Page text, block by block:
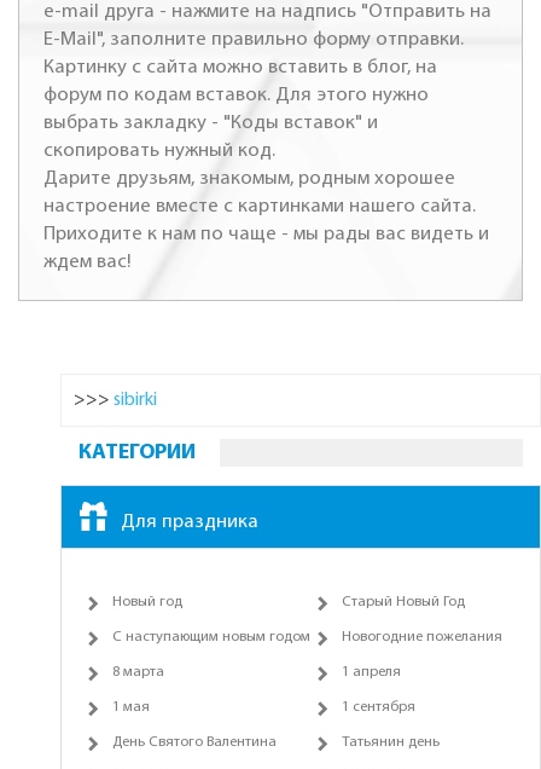
e-mail друга - нажмите на надпись "Отправить на
E-Mail", заполните правильно форму отправки.
Картинку с сайта можно вставить в блог, на
форум по кодам вставок. Для этого нужно
выбрать закладку - "Коды вставок" и
скопировать нужный код.
Дарите друзьям, знакомым, родным хорошее
настроение вместе с картинками нашего сайта.
Приходите к нам по чаще - мы рады вас видеть и
ждем вас!
>>> sibirki
КАТЕГОРИИ
Для праздника
Новый год Старый Новый Год
С наступающим новым годом Новогодние пожелания
8 марта 1 апреля
1 мая 1 сентября
День Святого Валентина Татьянин день